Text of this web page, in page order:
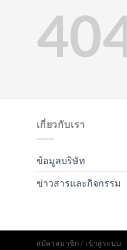
เกี่ยวกับเรา
ข้อมูลบริษัท
ข่าวสารและกิจกรรม
สมัครสมาชิก / เข้าสู่ระบบ